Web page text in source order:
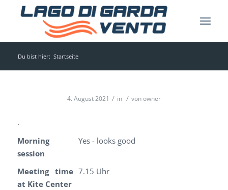
Du bist hier: Startseite
4. August 2021 / in / vonowner
.
Morning
session
Yes - looks good
Meeting time
at Kite Center
7.15 Uhr